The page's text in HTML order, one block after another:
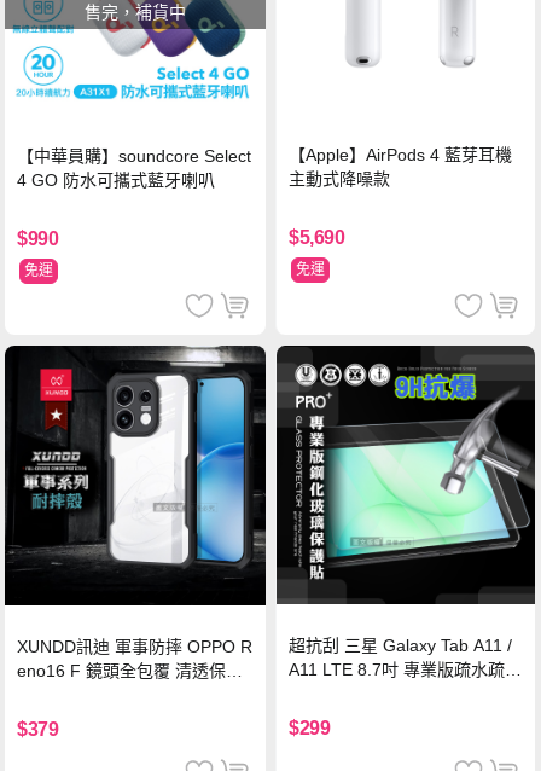
售完，補貨中
【中華員購】soundcore Select
4 GO 防水可攜式藍牙喇叭
$990
免運
【Apple】AirPods 4 藍芽耳機
主動式降噪款
$5,690
免運
XUNDD訊迪 軍事防摔 OPPO R
eno16 F 鏡頭全包覆 清透保護
$379
超抗刮 三星 Galaxy Tab A11 /
A11 LTE 8.7吋 專業版疏水疏油
$299